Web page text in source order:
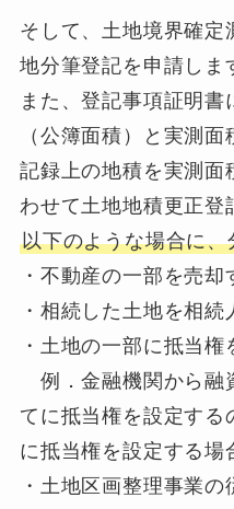
そして、土地境界確定
地分筆登記を申請しま
また、登記事項証明
（公簿面積）と実測
記録上の地積を実測面
わせて土地地積更正登
以下のような場合に
・不動産の一部を売却
・相続した土地を相
・土地の一部に抵当
例．金融機関から融
てに抵当権を設定する
に抵当権を設定する場
・土地区画整理事業